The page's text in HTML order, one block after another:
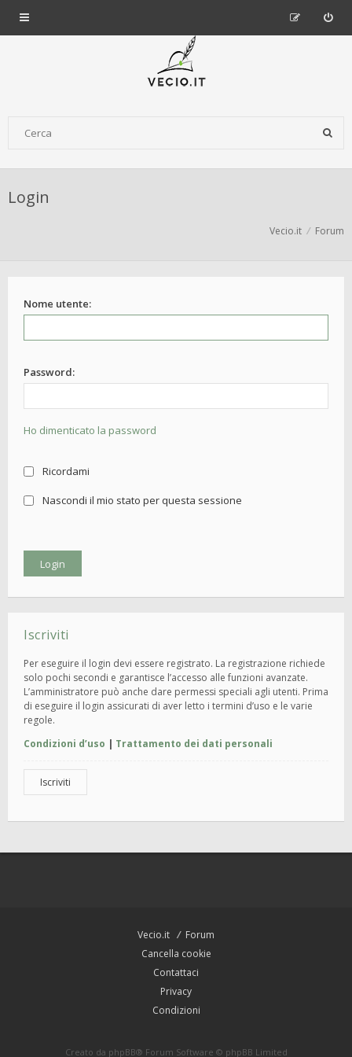
Login
Vecio.it Forum
Nome utente:
Password:
Ho dimenticato la password
Ricordami
Nascondi il mio stato per questa sessione
Iscriviti
Per eseguire il login devi essere registrato. La registrazione richiede
solo pochi secondi e garantisce l’accesso alle funzioni avanzate.
L’amministratore può anche dare permessi speciali agli utenti. Prima
di eseguire il login assicurati di aver letto i termini d’uso e le varie
regole.
Condizioni d’uso | Trattamento dei dati personali
Iscriviti
Vecio.it
Forum
Cancella cookie
Contattaci
Privacy
Condizioni
Creato da phpBB® Forum Software © phpBB Limited